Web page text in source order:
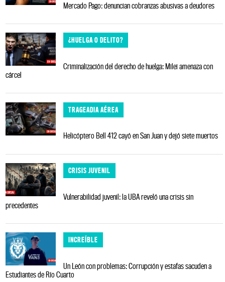
Mercado Pago: denuncian cobranzas abusivas a deudores
¿HUELGA O DELITO?
Criminalización del derecho de huelga: Milei amenaza con
cárcel
TRAGEADIA AÉREA
Helicóptero Bell 412 cayó en San Juan y dejó siete muertos
CRISIS JUVENIL
Vulnerabilidad juvenil: la UBA reveló una crisis sin
precedentes
INCREÍBLE
Un León con problemas: Corrupción y estafas sacuden a
Estudiantes de Río Cuarto